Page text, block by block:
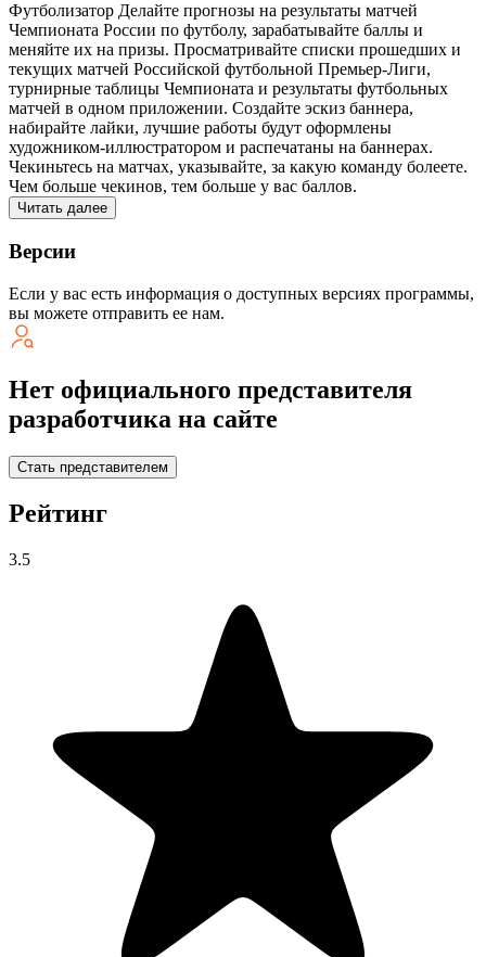
Футболизатор Делайте прогнозы на результаты матчей
Чемпионата России по футболу, зарабатывайте баллы и
меняйте их на призы. Просматривайте списки прошедших и
текущих матчей Российской футбольной Премьер-Лиги,
турнирные таблицы Чемпионата и результаты футбольных
матчей в одном приложении. Создайте эскиз баннера,
набирайте лайки, лучшие работы будут оформлены
художником-иллюстратором и распечатаны на баннерах.
Чекиньтесь на матчах, указывайте, за какую команду болеете.
Чем больше чекинов, тем больше у вас баллов.
Читать далее
Версии
Если у вас есть информация о доступных версиях программы,
вы можете отправить ее нам.
Нет официального представителя
разработчика на сайте
Стать представителем
Рейтинг
3.5